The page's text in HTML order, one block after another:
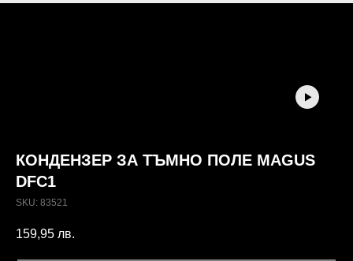
КОНДЕНЗЕР ЗА ТЪМНО ПОЛЕ MAGUS
DFC1
SKU: 83521
159,95 лв.